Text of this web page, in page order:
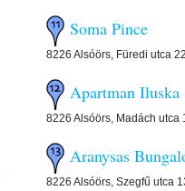
Soma Pince
8226 Alsóörs, Füredi utca
Apartman Iluska
8226 Alsóörs, Madách utca
Aranysas
8226 Alsóörs, Szegfű utca